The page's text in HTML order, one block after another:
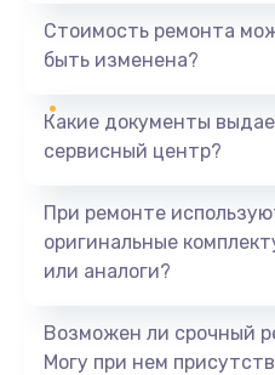
370
Ремонт
Замена
Стоимость ремонта
быть изменена?
Какие документы
сервисный центр?
При ремонте
оригинальные
или аналоги?
Возможен ли срочный
Могу при нем